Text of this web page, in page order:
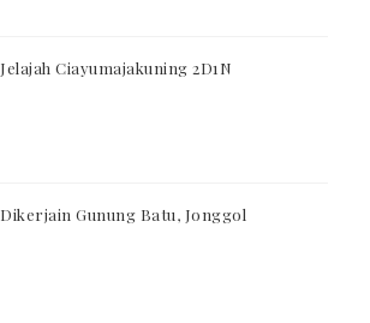
Jelajah Ciayumajakuning 2D1N
Dikerjain Gunung Batu, Jonggol